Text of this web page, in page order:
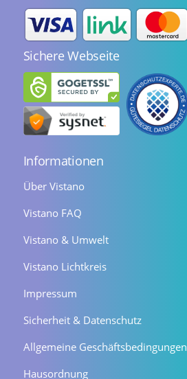
Sichere Webseite
Informationen
Über Vistano
Vistano FAQ
Vistano & Umwelt
Vistano Lichtkreis
Impressum
Sicherheit & Datenschutz
Allgemeine Geschäftsbedingungen
Hausordnung